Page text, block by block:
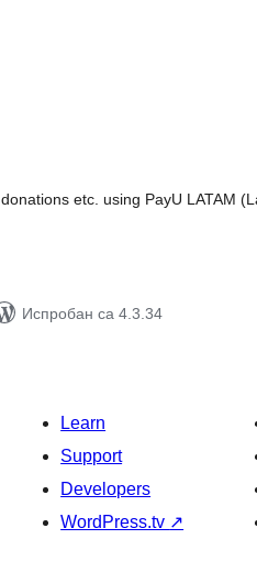
etc. using PayU LATAM
Испробан са 4.3.34
Learn
Support
Developers
WordPress.tv ↗